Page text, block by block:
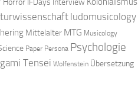
ludomusicology
Mittelalter MTG Musicology
Paper Persona Psychologie
Tensei Wolfenstein Übersetzung